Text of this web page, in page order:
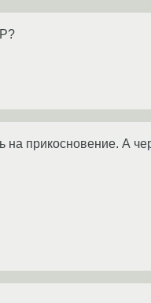
прикосновение. А